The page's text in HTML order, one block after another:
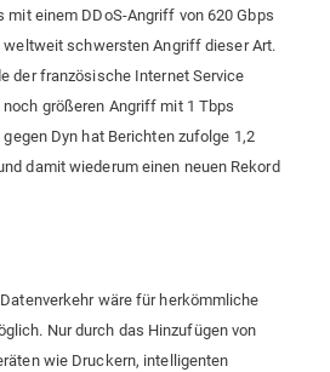
mit einem DDoS-Angriff von 620 Gbps
schwersten Angriff dieser Art.
der französische Internet Service
noch größeren Angriff mit 1 Tbps
Dyn hat Berichten zufolge 1,2
damit wiederum einen neuen Rekord
wäre für herkömmliche
Nur durch das Hinzufügen von
wie Druckern, intelligenten